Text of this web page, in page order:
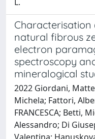
natural fibrous
electron
spectroscopy
mineralogical
2022 Giordani,
Michela; Fattori,
FRANCESCA; Betti,
Alessandro; Di